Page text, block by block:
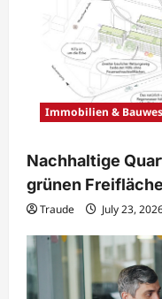
Immobilien &
Nachhaltige
grünen
Traude July 23,